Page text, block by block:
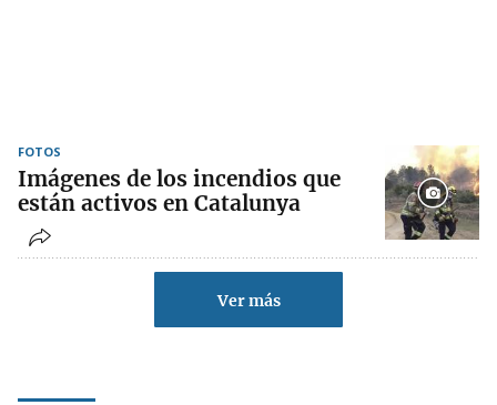
FOTOS
Imágenes de los incendios que
están activos en Catalunya
Ver más